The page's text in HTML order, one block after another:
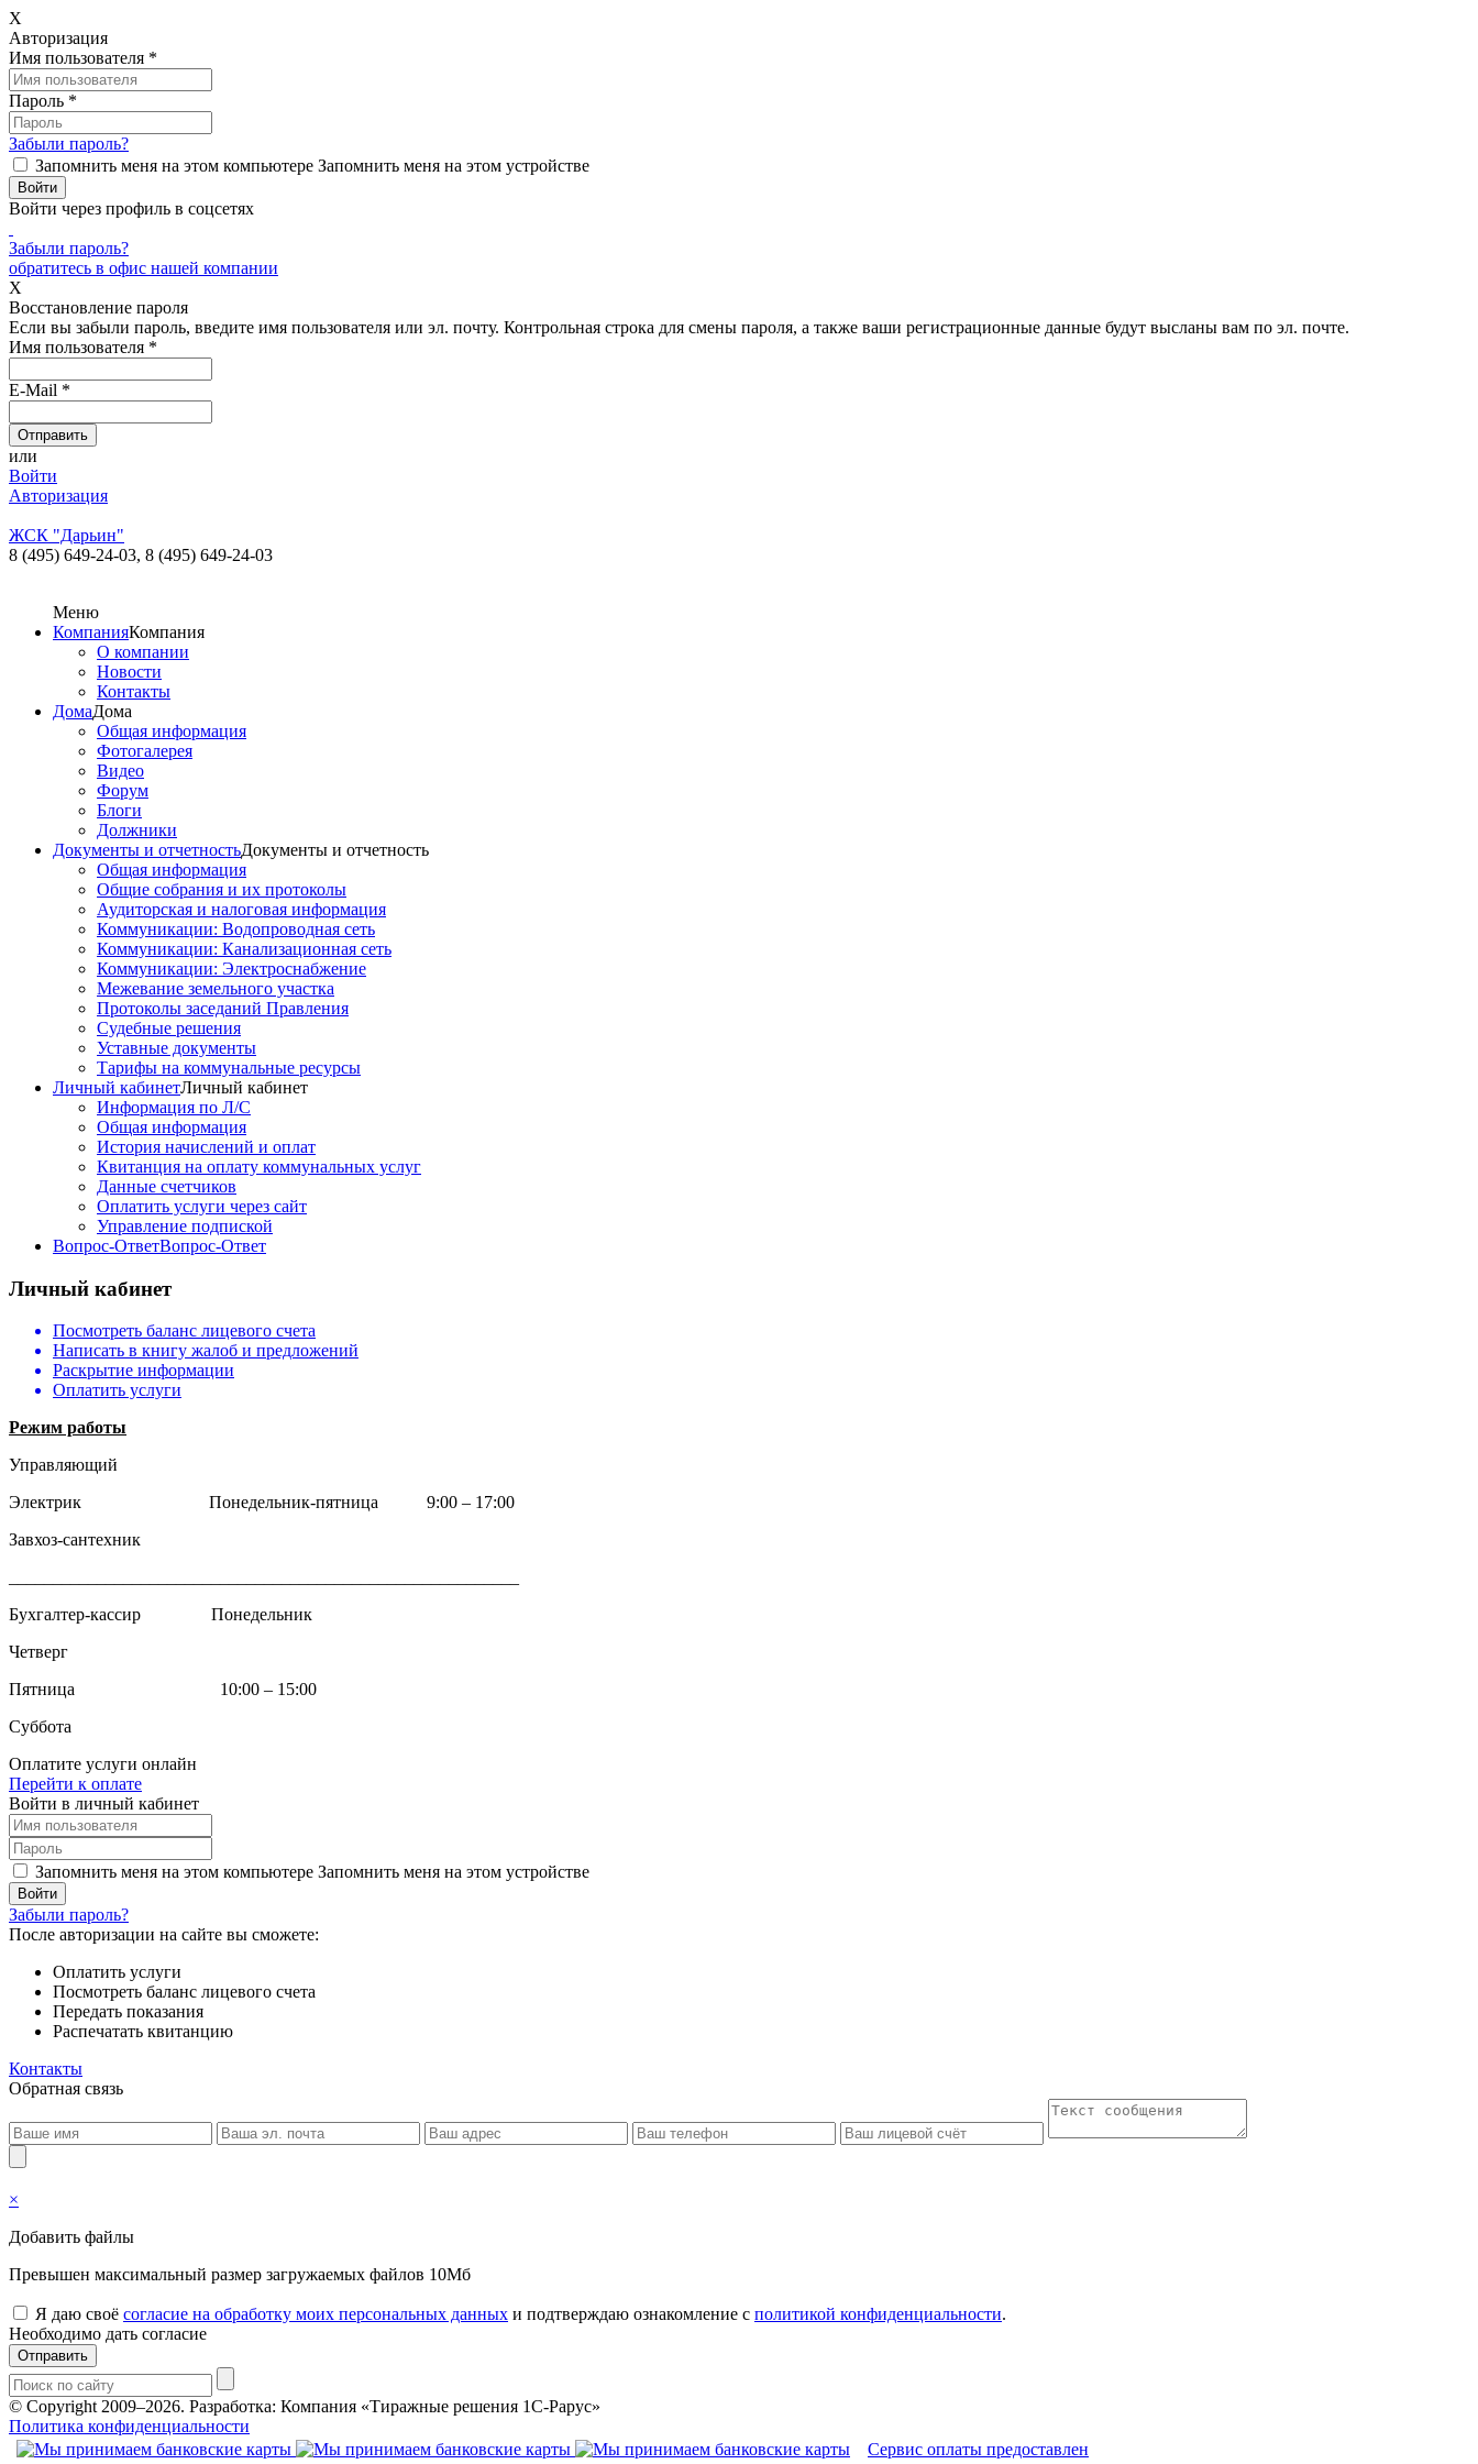
X
Авторизация
Имя пользователя *
Пароль *
Забыли пароль?
Запомнить меня на этом компьютере Запомнить меня на этом устройстве
Войти через профиль в соцсетях
Забыли пароль?
обратитесь в офис нашей компании
X
Восстановление пароля
Если вы забыли пароль, введите имя пользователя или эл. почту. Контрольная строка для смены пароля, а также ваши регистрационные данные будут высланы вам по эл. почте.
Имя пользователя *
E-Mail *
или
Войти
Авторизация
ЖСК "Дарьин"
8 (495) 649-24-03, 8 (495) 649-24-03
Меню
КомпанияКомпания
О компании
Новости
Контакты
ДомаДома
Общая информация
Фотогалерея
Видео
Форум
Блоги
Должники
Документы и отчетностьДокументы и отчетность
Общая информация
Общие собрания и их протоколы
Аудиторская и налоговая информация
Коммуникации: Водопроводная сеть
Коммуникации: Канализационная сеть
Коммуникации: Электроснабжение
Межевание земельного участка
Протоколы заседаний Правления
Судебные решения
Уставные документы
Тарифы на коммунальные ресурсы
Личный кабинетЛичный кабинет
Информация по Л/С
Общая информация
История начислений и оплат
Квитанция на оплату коммунальных услуг
Данные счетчиков
Оплатить услуги через сайт
Управление подпиской
Вопрос-ОтветВопрос-Ответ
Личный кабинет
Посмотреть баланс лицевого счета
Написать в книгу жалоб и предложений
Раскрытие информации
Оплатить услуги
Режим работы
Управляющий
Электрик Понедельник-пятница 9:00 – 17:00
Завхоз-сантехник
Бухгалтер-кассир Понедельник
Четверг
Пятница 10:00 – 15:00
Суббота
Оплатите услуги онлайн
Перейти к оплате
Войти в личный кабинет
Запомнить меня на этом компьютере Запомнить меня на этом устройстве
Забыли пароль?
После авторизации на сайте вы сможете:
Оплатить услуги
Посмотреть баланс лицевого счета
Передать показания
Распечатать квитанцию
Контакты
Обратная связь
×
Добавить файлы
Превышен максимальный размер загружаемых файлов 10Мб
Я даю своё согласие на обработку моих персональных данных и подтверждаю ознакомление с политикой конфиденциальности.
Необходимо дать согласие
Отправить
© Copyright 2009–2026. Разработка: Компания «Тиражные решения 1С-Рарус»
Политика конфиденциальности
Сервис оплаты предоставлен